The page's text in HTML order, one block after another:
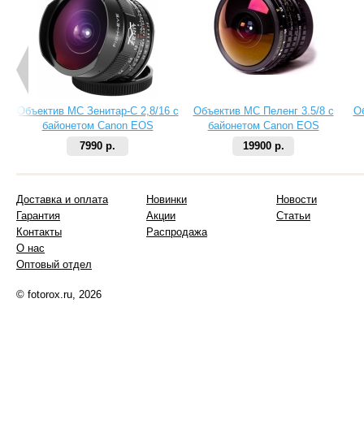
Объектив МС Зенитар-C 2,8/16 с
байонетом Canon EOS
7990 р.
Объектив МС Пеленг 3.5/8 с
байонетом Canon EOS
19900 р.
Доставка и оплата
Гарантия
Контакты
О нас
Оптовый отдел
Новинки
Акции
Распродажа
Новости
Статьи
© fotorox.ru, 2026